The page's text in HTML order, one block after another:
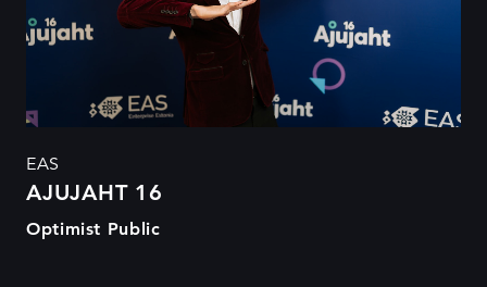
EAS
AJUJAHT 16
Optimist Public